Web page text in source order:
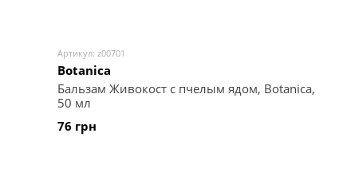
Артикул: z00701
Botanica
Бальзам Живокост с пчелым ядом, Botanica,
50 мл
76 грн